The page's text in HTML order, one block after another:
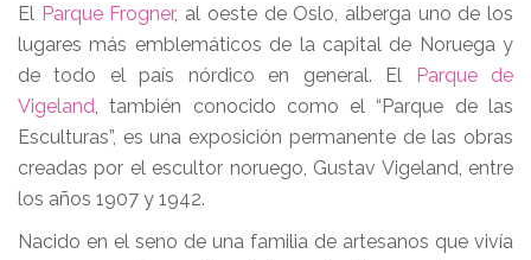
El Parque Frogner, al oeste de Oslo, alberga uno de los
lugares más emblemáticos de la capital de Noruega y
de todo el país nórdico en general. El Parque de
Vigeland, también conocido como el “Parque de las
Esculturas”, es una exposición permanente de las obras
creadas por el escultor noruego, Gustav Vigeland, entre
los años 1907 y 1942.
Nacido en el seno de una familia de artesanos que vivía